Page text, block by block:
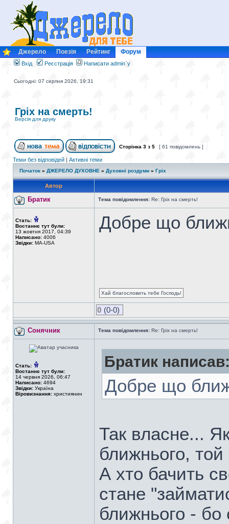
Джерело Поезія Рейтинг Форум
Вхід Реєстрація Написати admin`у
Сьогодні: 07 серпня 2026, 19:31
Гріх на смерть!
Версія для друку
Сторінка 3 з 5 [ 61 повідомлень ]
Теми без відповідей | Активні теми
Початок » ДЖЕРЕЛО ДУХОВНЕ » Духовні роздуми » Гріх
Автор
Братик Тема повідомлення: Re: Гріх на смерть!
Стать:
Востаннє тут були:
13 жовтня 2017, 04:39
Написано: 4006
Звідки: MA-USA
Добре що
Хай благословить тебе Господь!
0 (0-0)
Сонячник Тема повідомлення: Re: Гріх на смерть!
Стать:
Востаннє тут були:
14 червня 2026, 06:47
Написано: 4694
Звідки: Україна
Віровизнання: християнин
Братик
Добре що
Так власне...
ближнього,
А хто бачить
стане
ближнього -